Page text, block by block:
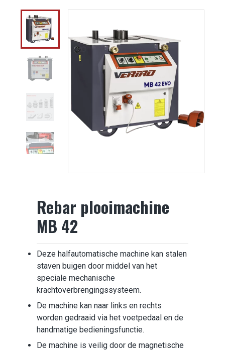
Rebar plooimachine
MB 42
Deze halfautomatische machine kan stalen
staven buigen door middel van het
speciale mechanische
krachtoverbrengingssysteem.
De machine kan naar links en rechts
worden gedraaid via het voetpedaal en de
handmatige bedieningsfunctie.
De machine is veilig door de magnetische